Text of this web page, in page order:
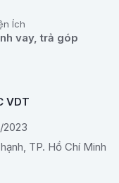
Ích
vay, trả góp
VDT
TP. Hồ Chí Minh